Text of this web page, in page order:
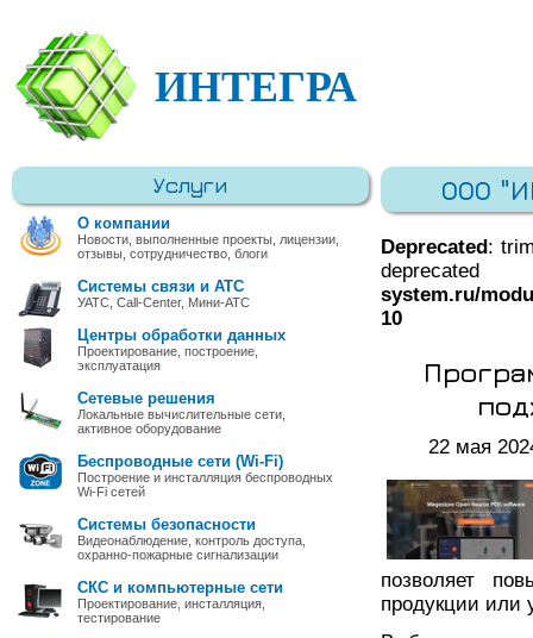
ИНТЕГРА
Услуги
О компании
Новости, выполненные проекты, лицензии,
отзывы, сотрудничество, блоги
Системы связи и АТС
УАТС, Call-Center, Мини-АТС
Центры обработки данных
Проектирование, построение,
эксплуатация
Сетевые решения
Локальные вычислительные сети,
активное оборудование
Беспроводные сети (Wi-Fi)
Построение и инсталляция беспроводных
Wi-Fi сетей
Системы безопасности
Видеонаблюдение, контроль доступа,
охранно-пожарные сигнализации
СКС и компьютерные сети
Проектирование, инсталляция,
тестирование
ООО
Deprecated:
system.ru/
10
22 мая
позволяет
продукции или